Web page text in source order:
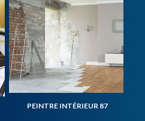
PEINTRE INTÉRIEUR 87